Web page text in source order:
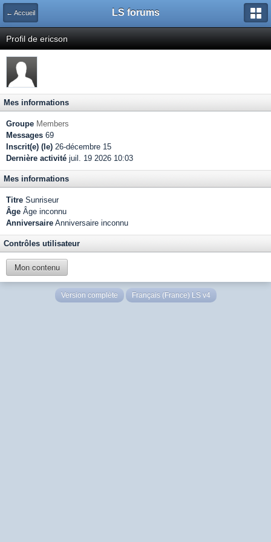
← Accueil LS forums
Profil de ericson
Mes informations
Groupe Members
Messages 69
Inscrit(e) (le) 26-décembre 15
Dernière activité juil. 19 2026 10:03
Mes informations
Titre Sunriseur
Âge Âge inconnu
Anniversaire Anniversaire inconnu
Contrôles utilisateur
Mon contenu
Version complète Français (France) LS v4